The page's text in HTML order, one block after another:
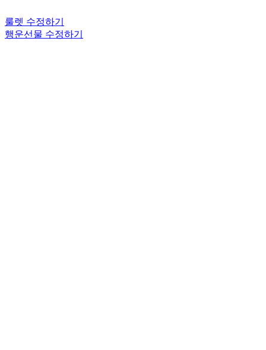
룰렛 수정하기
행운선물 수정하기